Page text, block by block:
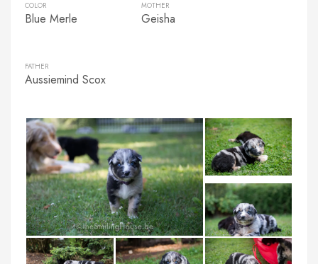
COLOR
Blue Merle
MOTHER
Geisha
FATHER
Aussiemind Scox